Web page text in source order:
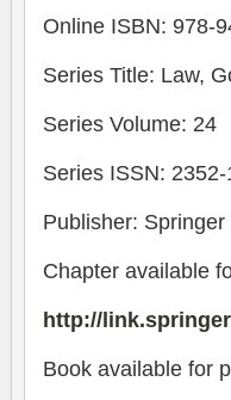
Online ISBN: 978-
Series Title: Law,
Series Volume: 24
Series ISSN: 2352-
Publisher:
Chapter available
http://
Book available for